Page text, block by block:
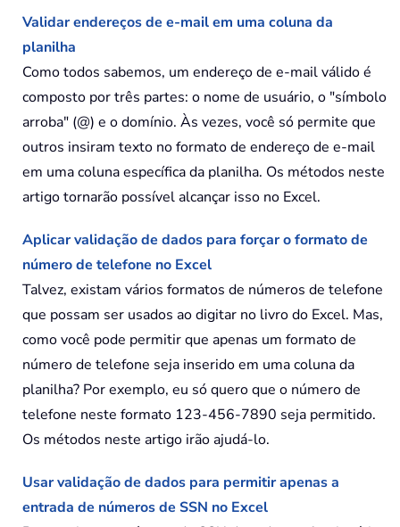
Validar endereços de e-mail em uma coluna da
planilha
Como todos sabemos, um endereço de e-mail válido é
composto por três partes: o nome de usuário, o "símbolo
arroba" (@) e o domínio. Às vezes, você só permite que
outros insiram texto no formato de endereço de e-mail
em uma coluna específica da planilha. Os métodos neste
artigo tornarão possível alcançar isso no Excel.
Aplicar validação de dados para forçar o formato de
número de telefone no Excel
Talvez, existam vários formatos de números de telefone
que possam ser usados ao digitar no livro do Excel. Mas,
como você pode permitir que apenas um formato de
número de telefone seja inserido em uma coluna da
planilha? Por exemplo, eu só quero que o número de
telefone neste formato 123-456-7890 seja permitido.
Os métodos neste artigo irão ajudá-lo.
Usar validação de dados para permitir apenas a
entrada de números de SSN no Excel